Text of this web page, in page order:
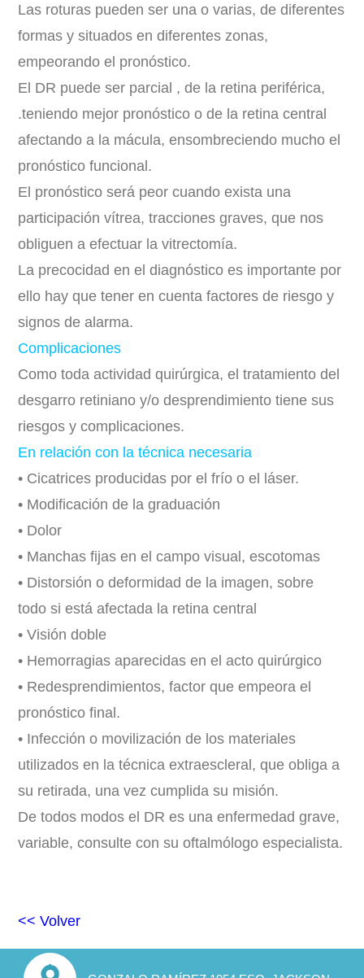
Las roturas pueden ser una o varias, de diferentes
formas y situados en diferentes zonas,
empeorando el pronóstico.
El DR puede ser parcial , de la retina periférica,
.teniendo mejor pronóstico o de la retina central
afectando a la mácula, ensombreciendo mucho el
pronóstico funcional.
El pronóstico será peor cuando exista una
participación vítrea, tracciones graves, que nos
obliguen a efectuar la vitrectomía.
La precocidad en el diagnóstico es importante por
ello hay que tener en cuenta factores de riesgo y
signos de alarma.
Complicaciones
Como toda actividad quirúrgica, el tratamiento del
desgarro retiniano y/o desprendimiento tiene sus
riesgos y complicaciones.
En relación con la técnica necesaria
• Cicatrices producidas por el frío o el láser.
• Modificación de la graduación
• Dolor
• Manchas fijas en el campo visual, escotomas
• Distorsión o deformidad de la imagen, sobre
todo si está afectada la retina central
• Visión doble
• Hemorragias aparecidas en el acto quirúrgico
• Redesprendimientos, factor que empeora el
pronóstico final.
• Infección o movilización de los materiales
utilizados en la técnica extraescleral, que obliga a
su retirada, una vez cumplida su misión.
De todos modos el DR es una enfermedad grave,
variable, consulte con su oftalmólogo especialista.
<< Volver